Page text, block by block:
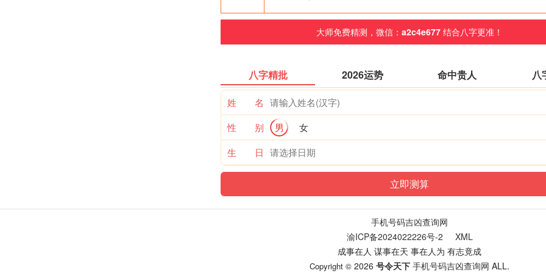
大师免费精测，微信： a2c4e677 结合八字更准！
八字精批 2026运势 命中贵人 八
姓 名
性 别
男
女
生 日
手机号码吉凶查询网
渝ICP备2024022226号-2
XML
成事在人 谋事在天 事在人为 有志竟成
Copyright © 2026 号令天下 手机号码吉凶查询网 ALL.